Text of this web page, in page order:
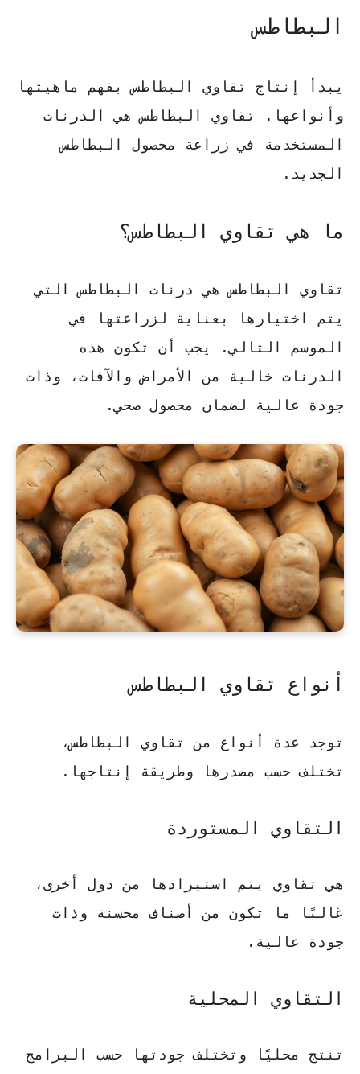
البطاطس
يبدأ إنتاج تقاوي البطاطس بفهم ماهيتها
وأنواعها. تقاوي البطاطس هي الدرنات
المستخدمة في زراعة محصول البطاطس
الجديد.
ما هي تقاوي البطاطس؟
تقاوي البطاطس هي درنات البطاطس التي
يتم اختيارها بعناية لزراعتها في
الموسم التالي. يجب أن تكون هذه
الدرنات خالية من الأمراض والآفات، وذات
جودة عالية لضمان محصول صحي.
أنواع تقاوي البطاطس
توجد عدة أنواع من تقاوي البطاطس،
تختلف حسب مصدرها وطريقة إنتاجها.
التقاوي المستوردة
هي تقاوي يتم استيرادها من دول أخرى،
غالبًا ما تكون من أصناف محسنة وذات
جودة عالية.
التقاوي المحلية
تنتج محليًا وتختلف جودتها حسب البرامج